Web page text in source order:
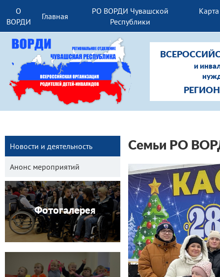
О
ВОРДИ
Главная
РО ВОРДИ Чувашской
Республики
и
Новости и деятельность
Анонс мероприятий
Фотогалерея
Семьи РО